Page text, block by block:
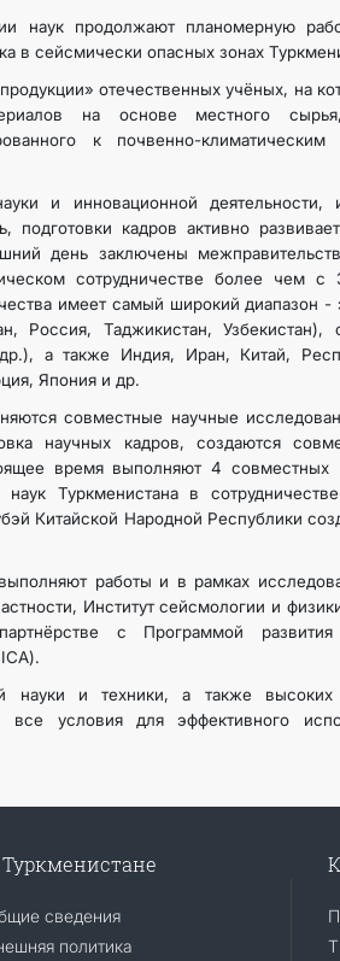
наук продолжают планомерную
в сейсмически опасных зонах
отечественных учёных, на
на основе местного
к почвенно-
и инновационной
подготовки кадров активно
день заключены
сотрудничестве более чем
имеет самый широкий диапазон
Россия, Таджикистан, Узбекистан),
а также Индия, Иран, Китай,
Япония и др.
совместные научные
научных кадров, создаются
время выполняют 4
наук Туркменистана в
Китайской Народной Республики
работы и в рамках
Институт сейсмологии и
с Программой
науки и техники, а также
условия для эффективного
сведения
политика